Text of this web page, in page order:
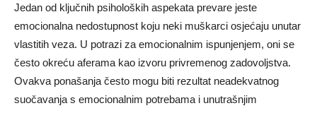
Jedan od ključnih psiholoških aspekata prevare jeste
emocionalna nedostupnost koju neki muškarci osjećaju unutar
vlastitih veza. U potrazi za emocionalnim ispunjenjem, oni se
često okreću aferama kao izvoru privremenog zadovoljstva.
Ovakva ponašanja često mogu biti rezultat neadekvatnog
suočavanja s emocionalnim potrebama i unutrašnjim